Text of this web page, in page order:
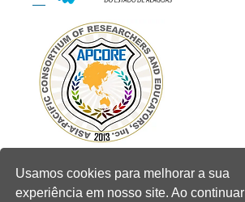
Usamos cookies para melhorar a sua
experiência em nosso site. Ao continuar